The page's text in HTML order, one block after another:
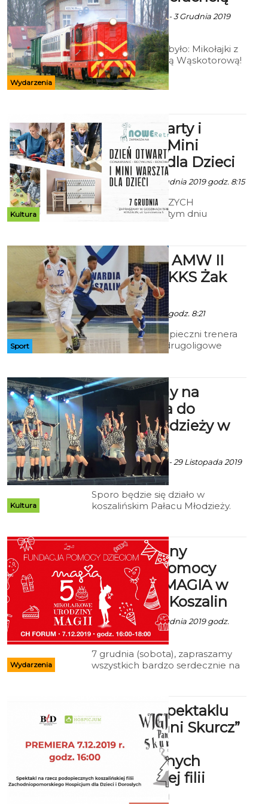
Wydarzenia
Ekoszalin z mat. inf. - 3 Grudnia 2019
godz. 13:58
Tego jeszcze nie było: Mikołajki z
Koszalińską Koleją Wąskotorową!
Prezenty, spotkanie ze Świętym
Mikołajem, ognisko, przejazd
Kultura
Dzień Otwarty i
Bezpłatne Mini
Warsztaty dla Dzieci
Ala z mat. inf. - 5 Grudnia 2019 godz. 8:15
DLA NAJMŁODSZYCH
przygotujemy w tym dniu
Sport
II liga: Arka AMW II
Gdynia - MKKS Żak
Koszalin
Art - 5 Grudnia 2019 godz. 8:21
Tym razem podopieczni trenera
Jacka Imiołka o drugoligowe
punkty walczyć będą w Gdyni.
Kultura
Zapraszamy na
wydarzenia do
Pałacu Młodzieży w
Koszalinie
Ekoszalin z mat. inf. - 29 Listopada 2019
godz. 13:22
Sporo będzie się działo w
koszalińskim Pałacu Młodzieży.
atrakcji.
Wydarzenia
5-te Urodziny
Fundacji Pomocy
Dzieciom MAGIA w
CH Forum Koszalin
Ala z mat. inf. - 3 Grudnia 2019 godz.
4:43
7 grudnia (sobota), zapraszamy
wszystkich bardzo serdecznie na
Premiera spektaklu
“Wigilia Pani Skurcz”
na rzecz
podopiecznych
koszalińskiej filii
Hospicjum